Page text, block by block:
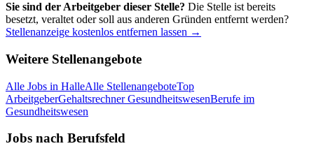
Sie sind der Arbeitgeber dieser Stelle? Die Stelle ist bereits
besetzt, veraltet oder soll aus anderen Gründen entfernt werden?
Stellenanzeige kostenlos entfernen lassen →
Weitere Stellenangebote
Alle Jobs in HalleAlle StellenangeboteTop
ArbeitgeberGehaltsrechner GesundheitswesenBerufe im
Gesundheitswesen
Jobs nach Berufsfeld